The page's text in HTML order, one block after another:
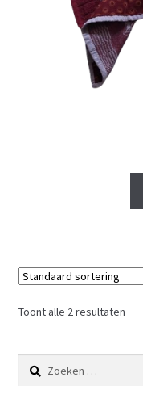
Toont alle 2 resultaten
Zoeken
naar: